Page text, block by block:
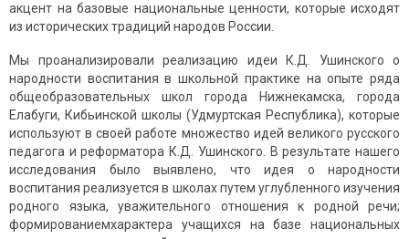
акцент на базовые национальные ценности, которые исходят
из исторических традиций народов России.
Мы проанализировали реализацию идеи К.Д. Ушинского о
народности воспитания в школьной практике на опыте ряда
общеобразовательных школ города Нижнекамска, города
Елабуги, Кибьинской школы (Удмуртская Республика), которые
используют в своей работе множество идей великого русского
педагога и реформатора К.Д. Ушинского. В результате нашего
исследования было выявлено, что идея о народности
воспитания реализуется в школах путем углубленного изучения
родного языка, уважительного отношения к родной речи;
формированиемхарактера учащихся на базе национальных